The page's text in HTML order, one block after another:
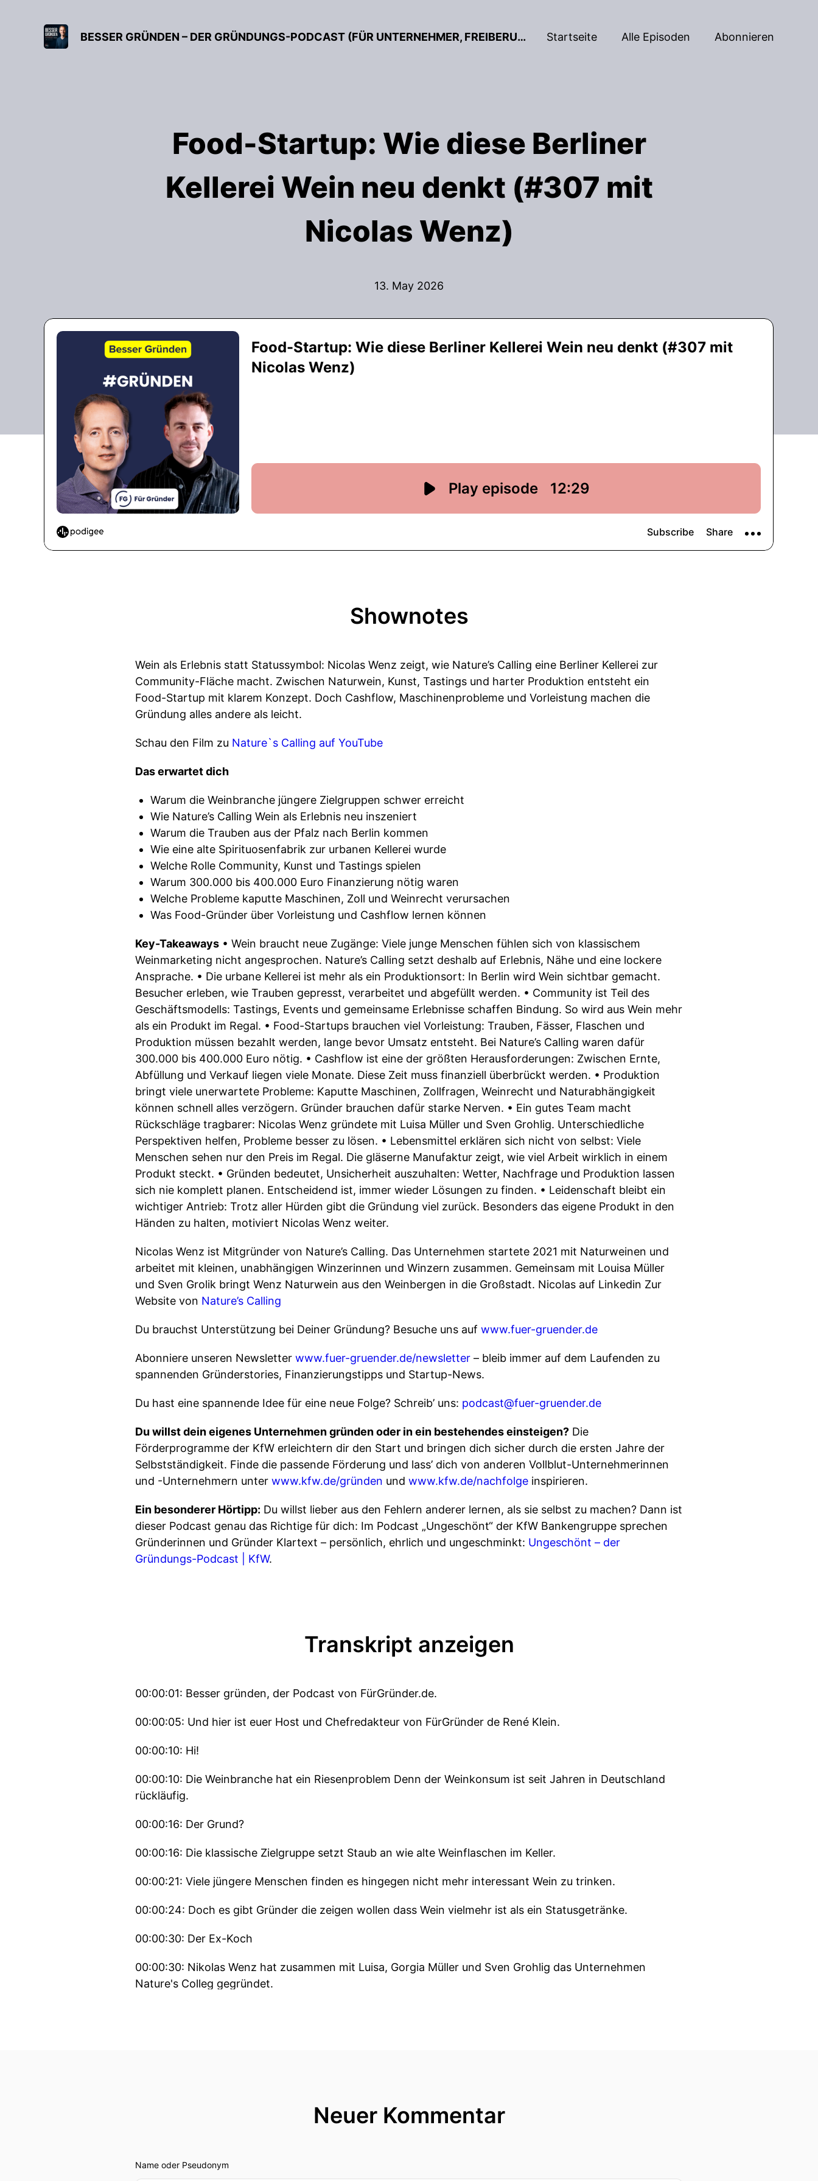
BESSER GRÜNDEN – DER GRÜNDUNGS-PODCAST (FÜR UNTERNEHMER, FREIBERUFLER & START-UPS) Startseite Alle Episoden Abonnieren
Food-Startup: Wie diese Berliner
Kellerei Wein neu denkt (#307 mit
Nicolas Wenz)
13. May 2026
Shownotes
Wein als Erlebnis statt Statussymbol: Nicolas Wenz zeigt, wie Nature’s Calling eine Berliner Kellerei zur
Community-Fläche macht. Zwischen Naturwein, Kunst, Tastings und harter Produktion entsteht ein
Food-Startup mit klarem Konzept. Doch Cashflow, Maschinenprobleme und Vorleistung machen die
Gründung alles andere als leicht.
Schau den Film zu Nature`s Calling auf YouTube
Das erwartet dich
Warum die Weinbranche jüngere Zielgruppen schwer erreicht
Wie Nature’s Calling Wein als Erlebnis neu inszeniert
Warum die Trauben aus der Pfalz nach Berlin kommen
Wie eine alte Spirituosenfabrik zur urbanen Kellerei wurde
Welche Rolle Community, Kunst und Tastings spielen
Warum 300.000 bis 400.000 Euro Finanzierung nötig waren
Welche Probleme kaputte Maschinen, Zoll und Weinrecht verursachen
Was Food-Gründer über Vorleistung und Cashflow lernen können
Key-Takeaways • Wein braucht neue Zugänge: Viele junge Menschen fühlen sich von klassischem
Weinmarketing nicht angesprochen. Nature’s Calling setzt deshalb auf Erlebnis, Nähe und eine lockere
Ansprache. • Die urbane Kellerei ist mehr als ein Produktionsort: In Berlin wird Wein sichtbar gemacht.
Besucher erleben, wie Trauben gepresst, verarbeitet und abgefüllt werden. • Community ist Teil des
Geschäftsmodells: Tastings, Events und gemeinsame Erlebnisse schaffen Bindung. So wird aus Wein mehr
als ein Produkt im Regal. • Food-Startups brauchen viel Vorleistung: Trauben, Fässer, Flaschen und
Produktion müssen bezahlt werden, lange bevor Umsatz entsteht. Bei Nature’s Calling waren dafür
300.000 bis 400.000 Euro nötig. • Cashflow ist eine der größten Herausforderungen: Zwischen Ernte,
Abfüllung und Verkauf liegen viele Monate. Diese Zeit muss finanziell überbrückt werden. • Produktion
bringt viele unerwartete Probleme: Kaputte Maschinen, Zollfragen, Weinrecht und Naturabhängigkeit
können schnell alles verzögern. Gründer brauchen dafür starke Nerven. • Ein gutes Team macht
Rückschläge tragbarer: Nicolas Wenz gründete mit Luisa Müller und Sven Grohlig. Unterschiedliche
Perspektiven helfen, Probleme besser zu lösen. • Lebensmittel erklären sich nicht von selbst: Viele
Menschen sehen nur den Preis im Regal. Die gläserne Manufaktur zeigt, wie viel Arbeit wirklich in einem
Produkt steckt. • Gründen bedeutet, Unsicherheit auszuhalten: Wetter, Nachfrage und Produktion lassen
sich nie komplett planen. Entscheidend ist, immer wieder Lösungen zu finden. • Leidenschaft bleibt ein
wichtiger Antrieb: Trotz aller Hürden gibt die Gründung viel zurück. Besonders das eigene Produkt in den
Händen zu halten, motiviert Nicolas Wenz weiter.
Nicolas Wenz ist Mitgründer von Nature’s Calling. Das Unternehmen startete 2021 mit Naturweinen und
arbeitet mit kleinen, unabhängigen Winzerinnen und Winzern zusammen. Gemeinsam mit Louisa Müller
und Sven Grolik bringt Wenz Naturwein aus den Weinbergen in die Großstadt. Nicolas auf Linkedin Zur
Website von Nature’s Calling
Du brauchst Unterstützung bei Deiner Gründung? Besuche uns auf www.fuer-gruender.de
Abonniere unseren Newsletter www.fuer-gruender.de/newsletter – bleib immer auf dem Laufenden zu
spannenden Gründerstories, Finanzierungstipps und Startup-News.
Du hast eine spannende Idee für eine neue Folge? Schreib’ uns: podcast@fuer-gruender.de
Du willst dein eigenes Unternehmen gründen oder in ein bestehendes einsteigen? Die
Förderprogramme der KfW erleichtern dir den Start und bringen dich sicher durch die ersten Jahre der
Selbstständigkeit. Finde die passende Förderung und lass’ dich von anderen Vollblut-Unternehmerinnen
und -Unternehmern unter www.kfw.de/gründen und www.kfw.de/nachfolge inspirieren.
Ein besonderer Hörtipp: Du willst lieber aus den Fehlern anderer lernen, als sie selbst zu machen? Dann ist
dieser Podcast genau das Richtige für dich: Im Podcast „Ungeschönt“ der KfW Bankengruppe sprechen
Gründerinnen und Gründer Klartext – persönlich, ehrlich und ungeschminkt: Ungeschönt – der
Gründungs-Podcast | KfW.
Transkript anzeigen
00:00:01: Besser gründen, der Podcast von FürGründer.de.
00:00:05: Und hier ist euer Host und Chefredakteur von FürGründer de René Klein.
00:00:10: Hi!
00:00:10: Die Weinbranche hat ein Riesenproblem Denn der Weinkonsum ist seit Jahren in Deutschland
rückläufig.
00:00:16: Der Grund?
00:00:16: Die klassische Zielgruppe setzt Staub an wie alte Weinflaschen im Keller.
00:00:21: Viele jüngere Menschen finden es hingegen nicht mehr interessant Wein zu trinken.
00:00:24: Doch es gibt Gründer die zeigen wollen dass Wein vielmehr ist als ein Statusgetränke.
00:00:30: Der Ex-Koch
00:00:30: Nikolas Wenz hat zusammen mit Luisa, Gorgia Müller und Sven Grohlig das Unternehmen
Nature's Colleg gegründet.
00:00:58: Hier haben sie bis in die Kür und Rheinalkohol hergestellt Und seit letztem Jahr im September
00:01:05: Urbane Kellerei?
Neuer Kommentar
Name oder Pseudonym